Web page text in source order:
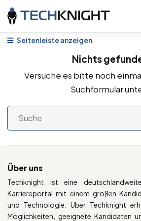
Seitenleiste anzeigen
Nichts
Versuche es bitte noch
Suchformular
Über uns
Techknight ist eine
Karriereportal mit einem großen
und Technologie. Über Techknight
Möglichkeiten, geeignete Kandidaten